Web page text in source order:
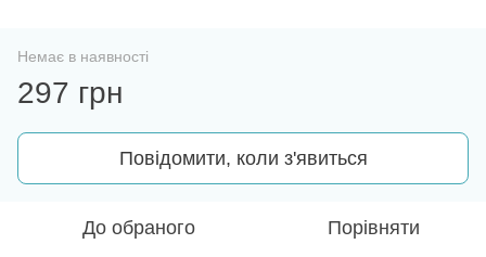
Немає в наявності
297 грн
Повідомити, коли з'явиться
До обраного Порівняти